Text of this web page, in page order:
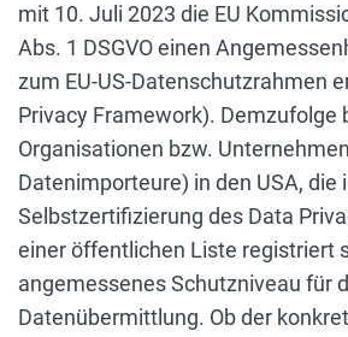
mit 10. Juli 2023 die EU
Abs. 1 DSGVO einen
zum EU-US-Datenschutzrahmen
Privacy Framework). Demzufolge
Organisationen bzw.
Datenimporteure) in den USA, die
Selbstzertifizierung des Data
einer öffentlichen Liste registriert
angemessenes Schutzniveau für
Datenübermittlung. Ob der